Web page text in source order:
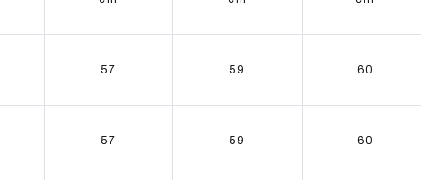
57 59 60
57 59 60